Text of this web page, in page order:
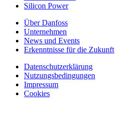
Silicon Power
Über Danfoss
Unternehmen
News und Events
Erkenntnisse für die Zukunft
Datenschutzerklärung
Nutzungsbedingungen
Impressum
Cookies